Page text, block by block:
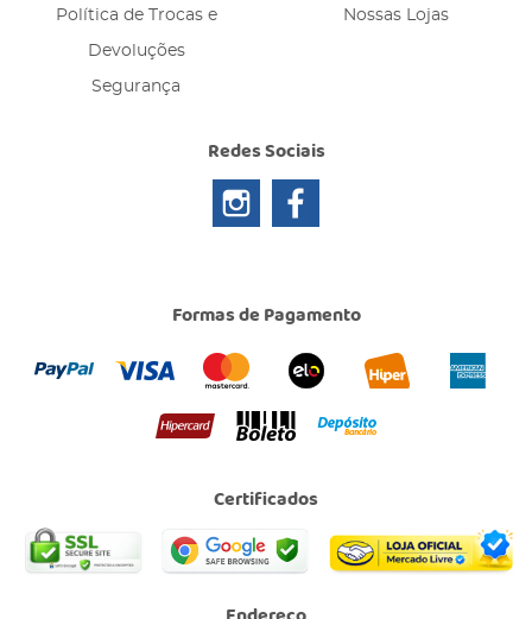
Política de Trocas e
Devoluções
Segurança
Nossas Lojas
Redes Sociais
Formas de Pagamento
Certificados